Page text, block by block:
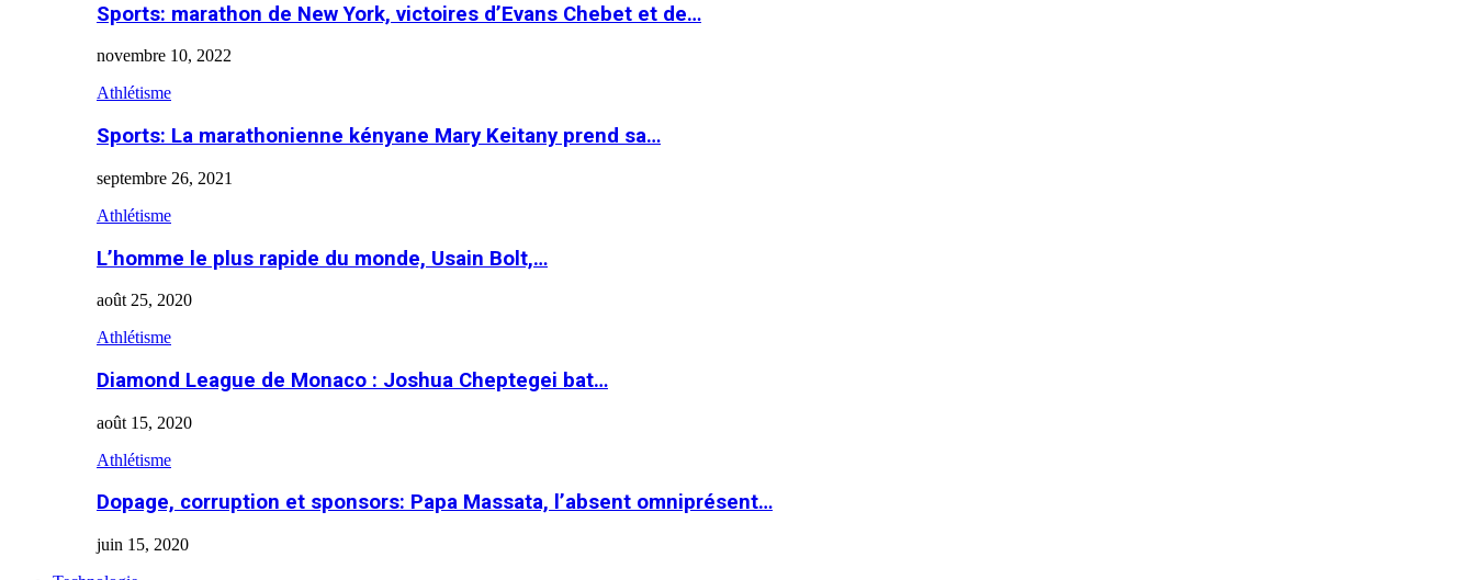
Sports: marathon de New York, victoires d’Evans Chebet et de…
novembre 10, 2022
Athlétisme
Sports: La marathonienne kényane Mary Keitany prend sa…
septembre 26, 2021
Athlétisme
L’homme le plus rapide du monde, Usain Bolt,…
août 25, 2020
Athlétisme
Diamond League de Monaco : Joshua Cheptegei bat…
août 15, 2020
Athlétisme
Dopage, corruption et sponsors: Papa Massata, l’absent omniprésent…
juin 15, 2020